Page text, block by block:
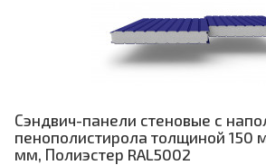
Сэндвич-панели стеновые с
пенополистирола толщиной 150
мм, Полиэстер RAL5002